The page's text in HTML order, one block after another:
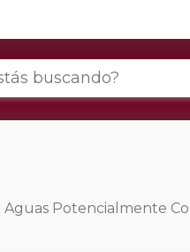
Potencialmente